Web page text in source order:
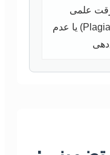
علمی
(Plagiarism) یا عدم